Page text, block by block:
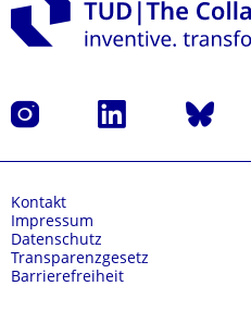
Instagram LinkedIn Bluesky
Kontakt
Impressum
Datenschutz
Transparenzgesetz
Barrierefreiheit